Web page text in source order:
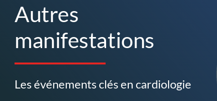
PUBLICATIONS
Autres
manifestations
Les événements clés en cardiologie